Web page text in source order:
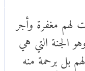
لهم مغفرة وأجر
الجنة التي هي
بل برحمة منه